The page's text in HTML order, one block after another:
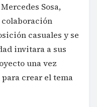
Sosa,
colaboración
casuales y se
invitara a sus
una vez
crear el tema